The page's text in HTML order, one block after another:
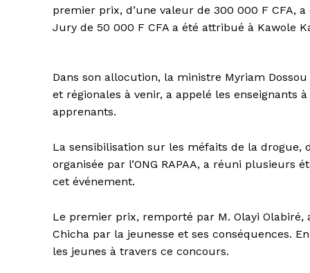
premier prix, d’une valeur de 300 000 F CFA,
Jury de 50 000 F CFA a été attribué à Kawole
Dans son allocution, la ministre Myriam
et régionales à venir, a appelé les enseignants
apprenants.
La sensibilisation sur les méfaits de la drogue,
organisée par l’ONG RAPAA, a réuni
cet événement.
Le premier prix, remporté par M. Olayi
Chicha par la jeunesse et ses conséquences.
les jeunes à travers ce concours.